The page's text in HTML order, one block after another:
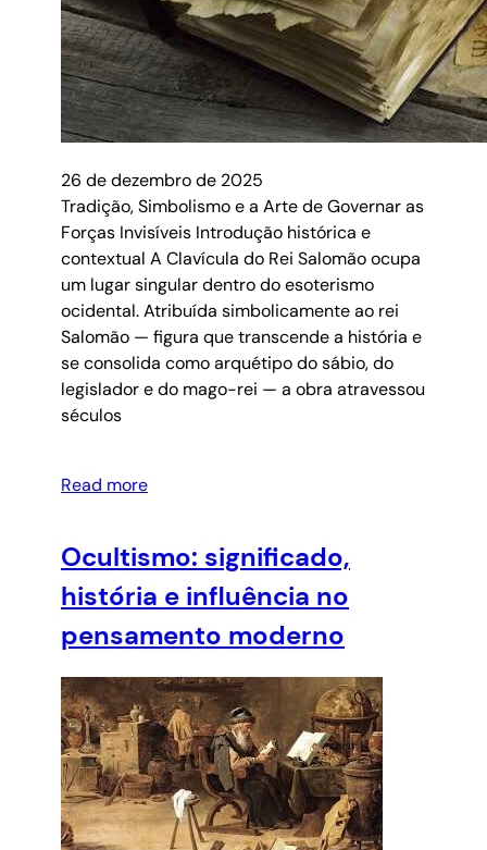
26 de dezembro de 2025
Tradição, Simbolismo e a Arte de Governar as
Forças Invisíveis Introdução histórica e
contextual A Clavícula do Rei Salomão ocupa
um lugar singular dentro do esoterismo
ocidental. Atribuída simbolicamente ao rei
Salomão — figura que transcende a história e
se consolida como arquétipo do sábio, do
legislador e do mago-rei — a obra atravessou
séculos
Read more
Ocultismo: significado,
história e influência no
pensamento moderno